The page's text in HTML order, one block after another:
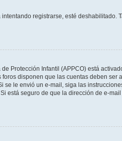
registrarse, esté deshabilitado.
Protección Infantil (APPCO) está
disponen que las cuentas deben ser
le envió un e-mail, siga las
está seguro de que la dirección de e-